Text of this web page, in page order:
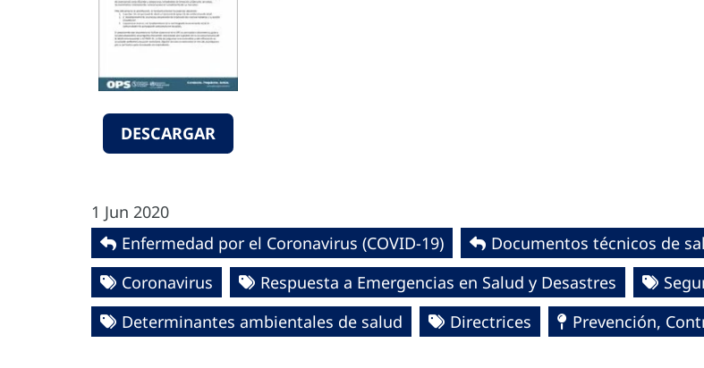
DESCARGAR
1 Jun 2020
Enfermedad por el Coronavirus ‎‎(COVID-19)‎
Documentos técnicos de
Coronavirus
Respuesta a Emergencias en Salud y Desastres
Determinantes ambientales de salud
Directrices Prevención,